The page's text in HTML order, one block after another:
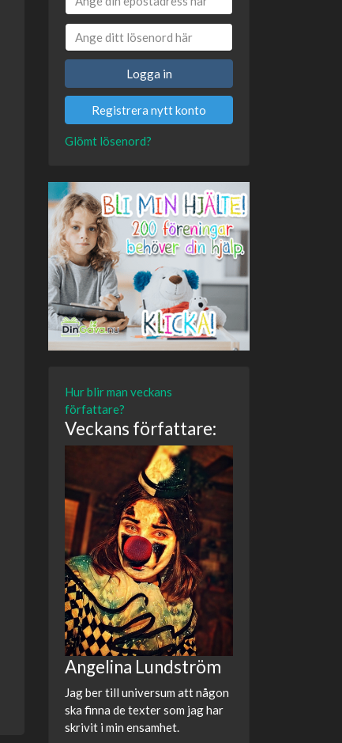
Logga in
Registrera nytt konto
Glömt lösenord?
Hur blir man veckans
författare?
Veckans författare:
Angelina Lundström
Jag ber till universum att någon
ska finna de texter som jag har
skrivit i min ensamhet.